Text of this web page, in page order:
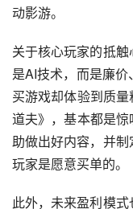
动影游。
关于核心玩家的抵
是AI技术，而是廉
买游戏却体验到质
道夫》，基本都是
助做出好内容，并制
玩家是愿意买单的。
此外，未来盈利模